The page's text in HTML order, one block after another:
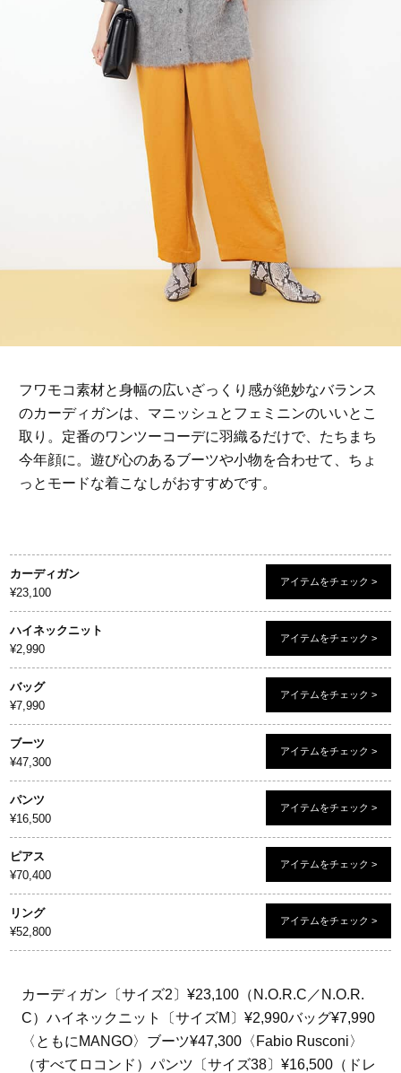
フワモコ素材と身幅の広いざっくり感が絶妙なバランス
のカーディガンは、マニッシュとフェミニンのいいとこ
取り。定番のワンツーコーデに羽織るだけで、たちまち
今年顔に。遊び心のあるブーツや小物を合わせて、ちょ
っとモードな着こなしがおすすめです。
カーディガン
¥23,100
アイテムをチェック >
ハイネックニット
¥2,990
アイテムをチェック >
バッグ
¥7,990
アイテムをチェック >
ブーツ
¥47,300
アイテムをチェック >
パンツ
¥16,500
アイテムをチェック >
ピアス
¥70,400
アイテムをチェック >
リング
¥52,800
アイテムをチェック >
カーディガン〔サイズ2〕¥23,100（N.O.R.C／N.O.R.
C）ハイネックニット〔サイズM〕¥2,990バッグ¥7,990
〈ともにMANGO〉ブーツ¥47,300〈Fabio Rusconi〉
（すべてロコンド）パンツ〔サイズ38〕¥16,500（ドレ